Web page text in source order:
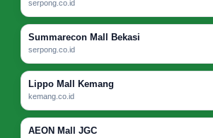
serpong.co.id
Summarecon Mall Bekasi
serpong.co.id
Lippo Mall Kemang
kemang.co.id
AEON Mall JGC